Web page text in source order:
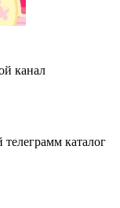
канал
каталог